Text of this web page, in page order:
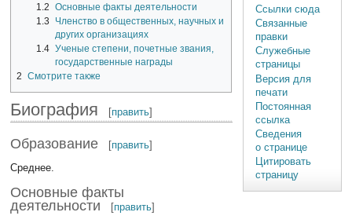
1.2 Основные факты деятельности
1.3
Членство в общественных, научных и
других организациях
1.4 Ученые степени, почетные звания,
государственные награды
2
Смотрите также
Биография [править]
Образование [править]
Среднее.
Основные факты
деятельности
[править]
Ссылки сюда
Связанные
правки
Служебные
страницы
Версия для
печати
Постоянная
ссылка
Сведения
о странице
Цитировать
страницу